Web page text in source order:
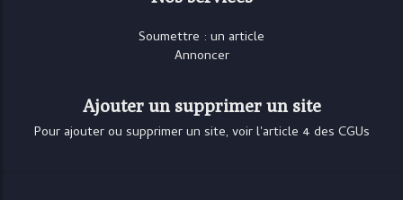
Soumettre : un article
Annoncer
Ajouter un supprimer un site
Pour ajouter ou supprimer un site, voir l'article 4 des CGUs